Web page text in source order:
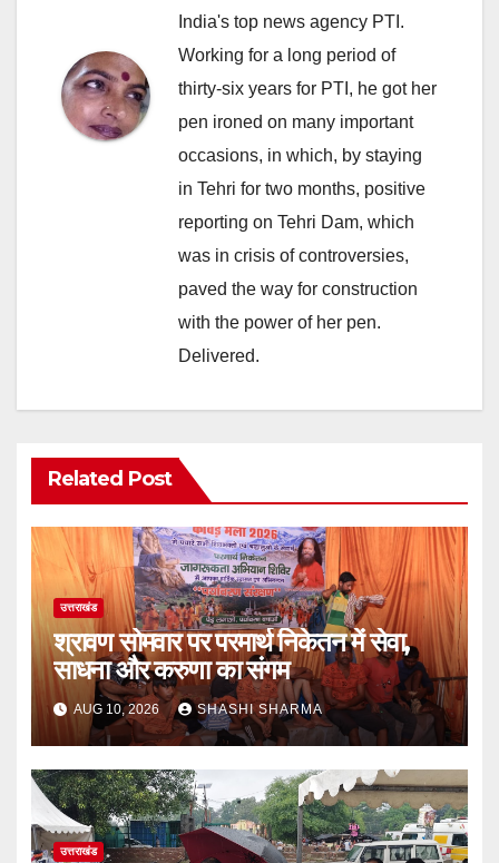
India's top news agency PTI.
Working for a long period of
thirty-six years for PTI, he got her
pen ironed on many important
occasions, in which, by staying
in Tehri for two months, positive
reporting on Tehri Dam, which
was in crisis of controversies,
paved the way for construction
with the power of her pen.
Delivered.
Related Post
उत्तराखंड
श्रावण सोमवार पर परमार्थ निकेतन में सेवा,
साधना और करुणा का संगम
AUG 10, 2026 SHASHI SHARMA
उत्तराखंड